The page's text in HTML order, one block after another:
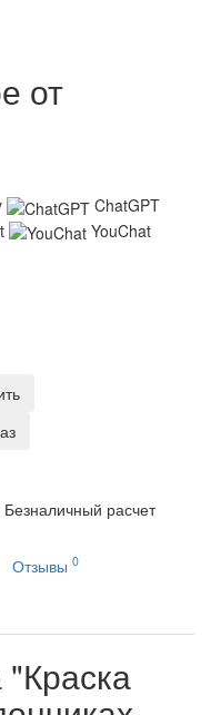
от
ChatGPT
YouChat
расчет
Отзывы 0